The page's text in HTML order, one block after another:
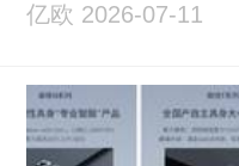
亿欧 2026-07-11